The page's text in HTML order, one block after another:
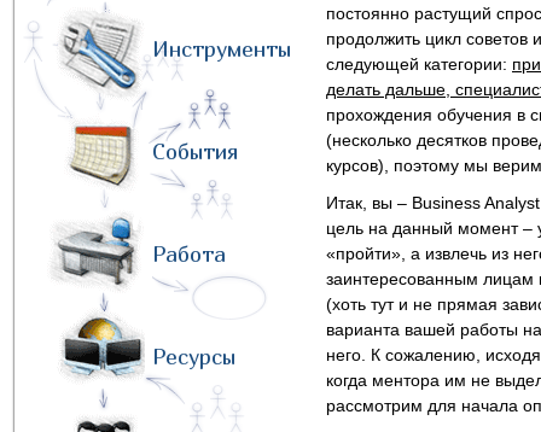
Инструменты
События
Работа
Ресурсы
постоянно растущий
продолжить цикл
следующей категории:
делать дальше,
прохождения обучения в
(несколько десятков
курсов), поэтому мы
Итак, вы – Business
цель на данный момент –
«пройти», а извлечь из
заинтересованным лицам
(хоть тут и не прямая
варианта вашей работы
него. К сожалению,
когда ментора им не
рассмотрим для начала